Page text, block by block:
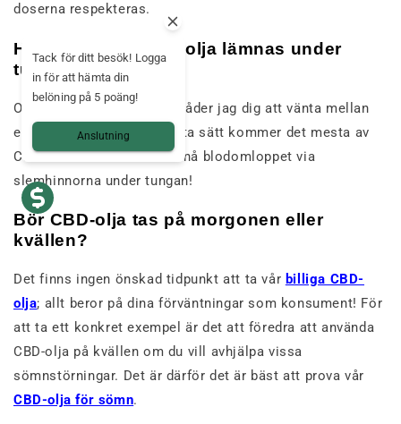
doserna respekteras.
Hur länge ska CBD-olja lämnas under
tungan?
Om du tar det sublingualt råder jag dig att vänta mellan
en och två minuter. På detta sätt kommer det mesta av
CBD som konsumeras att nå blodomloppet via
slemhinnorna under tungan!
Bör CBD-olja tas på morgonen eller
kvällen?
Det finns ingen önskad tidpunkt att ta vår billiga CBD-
olja; allt beror på dina förväntningar som konsument! För
att ta ett konkret exempel är det att föredra att använda
CBD-olja på kvällen om du vill avhjälpa vissa
sömnstörningar. Det är därför det är bäst att prova vår
CBD-olja för sömn.
Tack för ditt besök! Logga
in för att hämta din
belöning på 5 poäng!
Anslutning